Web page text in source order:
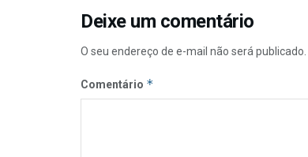
Deixe um comentário
O seu endereço de e-mail não será publicado.
Comentário *